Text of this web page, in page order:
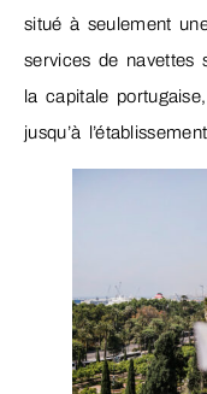
situé à seulement
services de navettes
la capitale
jusqu’à